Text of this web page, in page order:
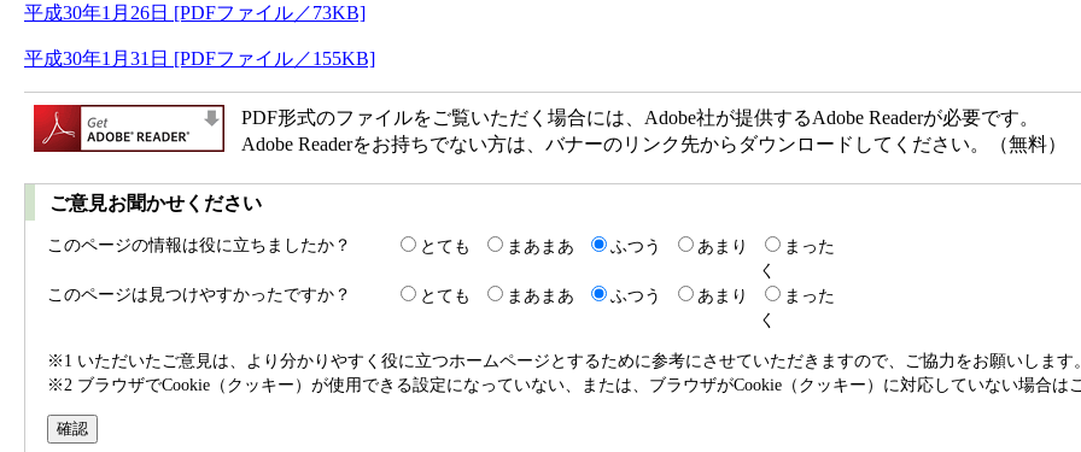
平成30年1月26日 [PDFファイル／73KB]
平成30年1月31日 [PDFファイル／155KB]
PDF形式のファイルをご覧いただく場合には、Adobe社が提供するAdobe Readerが必要です。
Adobe Readerをお持ちでない方は、バナーのリンク先からダウンロードしてください。（無料）
ご意見お聞かせください
このページの情報は役に立ちましたか？ とても まあまあ ふつう あまり
まった
く
このページは見つけやすかったですか？
とても まあまあ ふつう あまり
まった
く
※1 いただいたご意見は、より分かりやすく役に立つホームページとするために参考にさせていただきますので、ご協力をお願いします
※2 ブラウザでCookie（クッキー）が使用できる設定になっていない、または、ブラウザがCookie（クッキー）に対応していない場合は